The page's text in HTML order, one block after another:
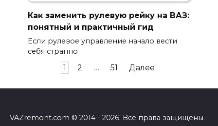
Как заменить рулевую рейку на ВАЗ:
понятный и практичный гид
Если рулевое управление начало вести
себя странно
1 2 … 51 Далее
VAZremont.com © 2014 - 2026. Все права защищены.